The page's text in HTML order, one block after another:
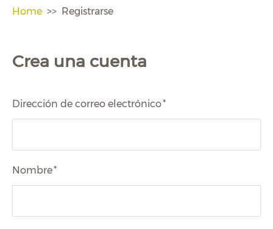
Home Registrarse
Crea una cuenta
Dirección de correo electrónico*
Nombre*